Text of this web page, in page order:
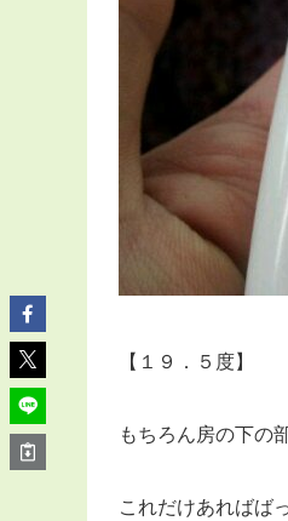
【１９．５度】
もちろん房の下の
これだけあればば